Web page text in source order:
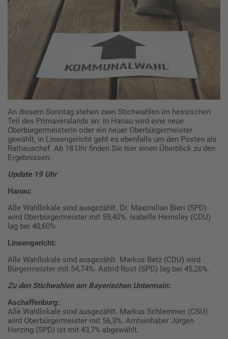
An diesem Sonntag stehen zwei Stichwahlen im hessischen
Teil des Primaveralands an: In Hanau wird eine neue
Oberbürgermeisterin oder ein neuer Oberbürgermeister
gewählt, in Linsengericht geht es ebenfalls um den Posten als
Rathauschef. Ab 18 Uhr finden Sie hier einen Überblick zu den
Ergebnissen.
Update 19 Uhr
Hanau:
Alle Wahllokale sind ausgezählt. Dr. Maximilian Bieri (SPD)
wird Oberbürgermeister mit 59,40%. Isabelle Hemsley (CDU)
lag bei 40,60%.
Linsengericht:
Alle Wahllokale sind ausgezählt. Markus Betz (CDU) wird
Bürgermeister mit 54,74%. Astrid Rost (SPD) lag bei 45,26%.
Zu den Stichwahlen am Bayerischen Untermain:
Aschaffenburg:
Alle Wahllokale sind ausgezählt. Markus Schlemmer (CSU)
wird Oberbürgermeister mit 56,3%. Amtsinhaber Jürgen
Herzing (SPD) ist mit 43,7% abgewählt.